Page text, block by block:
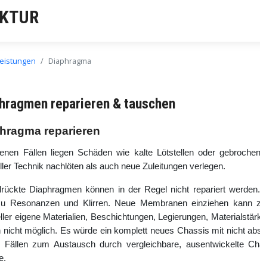
Diaphragma
reparieren & tauschen
reparieren
Fällen liegen Schäden wie kalte Lötstellen oder
Technik nachlöten als auch neue Zuleitungen verlegen.
Diaphragmen können in der Regel nicht repariert
Resonanzen und Klirren. Neue Membranen einziehen kann
eigene Materialien, Beschichtungen, Legierungen,
nicht möglich. Es würde ein komplett neues Chassis mit nicht
Fällen zum Austausch durch vergleichbare, ausentwickelte